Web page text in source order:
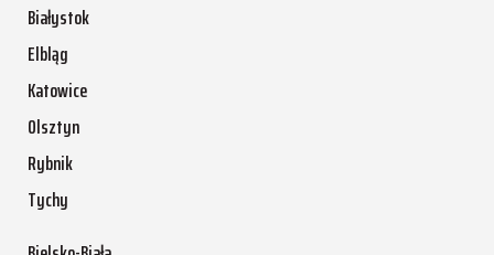
Białystok
Elbląg
Katowice
Olsztyn
Rybnik
Tychy